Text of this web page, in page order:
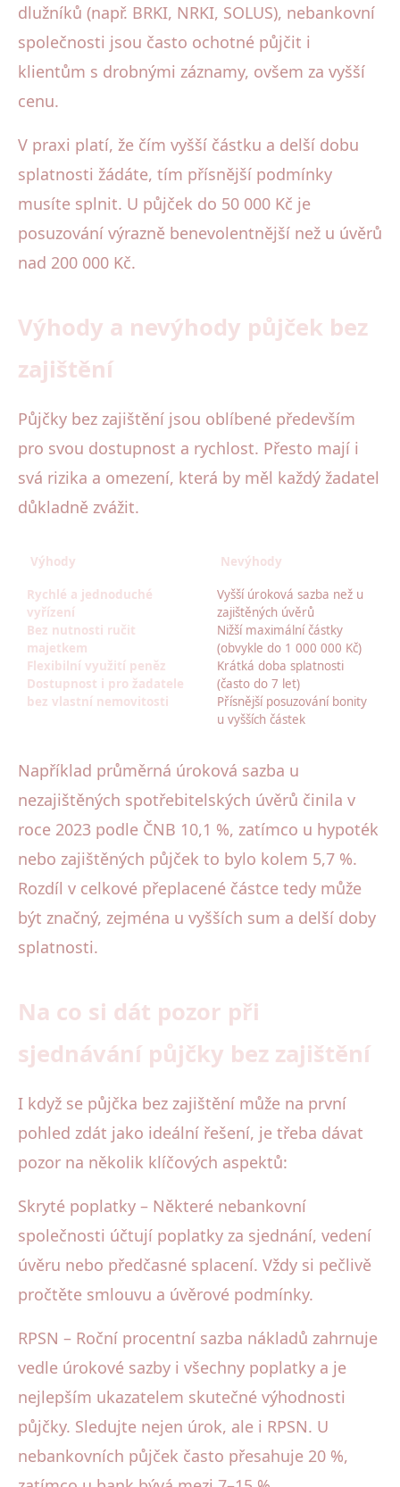
dlužníků (např. BRKI, NRKI, SOLUS), nebankovní
společnosti jsou často ochotné půjčit i
klientům s drobnými záznamy, ovšem za vyšší
cenu.
V praxi platí, že čím vyšší částku a delší dobu
splatnosti žádáte, tím přísnější podmínky
musíte splnit. U půjček do 50 000 Kč je
posuzování výrazně benevolentnější než u úvěrů
nad 200 000 Kč.
Výhody a nevýhody půjček bez
zajištění
Půjčky bez zajištění jsou oblíbené především
pro svou dostupnost a rychlost. Přesto mají i
svá rizika a omezení, která by měl každý žadatel
důkladně zvážit.
Výhody Nevýhody
Rychlé a jednoduché
vyřízení
Bez nutnosti ručit
majetkem
Flexibilní využití peněz
Dostupnost i pro žadatele
bez vlastní nemovitosti
Vyšší úroková sazba než u
zajištěných úvěrů
Nižší maximální částky
(obvykle do 1 000 000 Kč)
Krátká doba splatnosti
(často do 7 let)
Přísnější posuzování bonity
u vyšších částek
Například průměrná úroková sazba u
nezajištěných spotřebitelských úvěrů činila v
roce 2023 podle ČNB 10,1 %, zatímco u hypoték
nebo zajištěných půjček to bylo kolem 5,7 %.
Rozdíl v celkové přeplacené částce tedy může
být značný, zejména u vyšších sum a delší doby
splatnosti.
Na co si dát pozor při
sjednávání půjčky bez zajištění
I když se půjčka bez zajištění může na první
pohled zdát jako ideální řešení, je třeba dávat
pozor na několik klíčových aspektů:
Skryté poplatky – Některé nebankovní
společnosti účtují poplatky za sjednání, vedení
úvěru nebo předčasné splacení. Vždy si pečlivě
pročtěte smlouvu a úvěrové podmínky.
RPSN – Roční procentní sazba nákladů zahrnuje
vedle úrokové sazby i všechny poplatky a je
nejlepším ukazatelem skutečné výhodnosti
půjčky. Sledujte nejen úrok, ale i RPSN. U
nebankovních půjček často přesahuje 20 %,